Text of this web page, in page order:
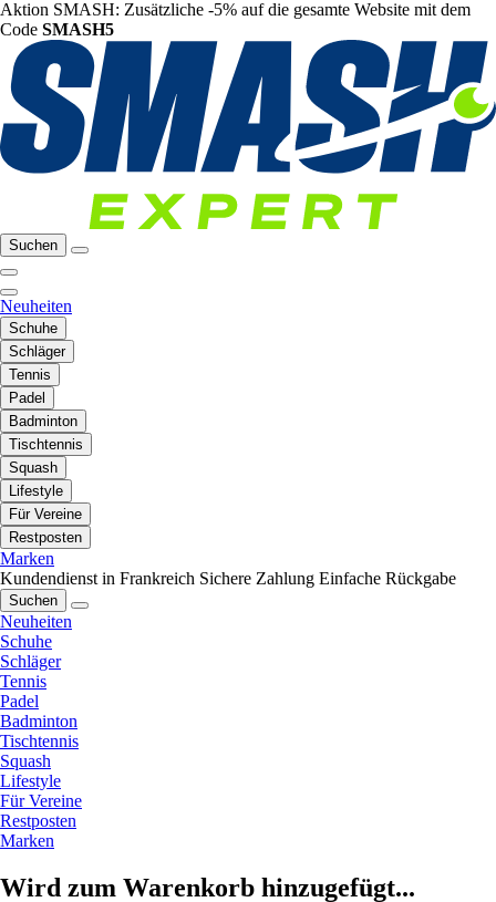
Aktion SMASH: Zusätzliche -5% auf die gesamte Website mit dem
Code SMASH5
Suchen
Neuheiten
Schuhe
Schläger
Tennis
Padel
Badminton
Tischtennis
Squash
Lifestyle
Für Vereine
Restposten
Marken
Kundendienst in Frankreich Sichere Zahlung Einfache Rückgabe
Suchen
Neuheiten
Schuhe
Schläger
Tennis
Padel
Badminton
Tischtennis
Squash
Lifestyle
Für Vereine
Restposten
Marken
Wird zum Warenkorb hinzugefügt...